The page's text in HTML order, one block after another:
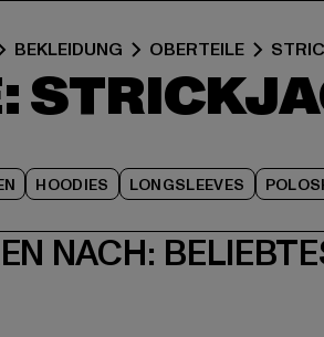
BEKLEIDUNG OBERTEILE
HOODIES LONGSLEEVES
NACH: